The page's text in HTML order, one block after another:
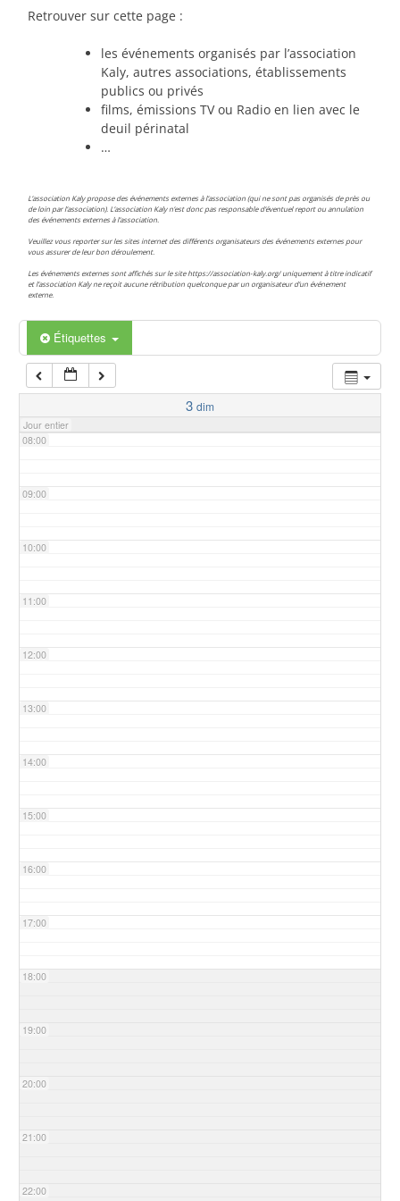
Retrouver sur cette page :
les événements organisés par l’association
Kaly, autres associations, établissements
publics ou privés
films, émissions TV ou Radio en lien avec le
deuil périnatal
…
L’association Kaly propose des événements externes à l’association (qui ne sont pas organisés de près ou
de loin par l’association). L’association Kaly n’est donc pas responsable d’éventuel report ou annulation
des événements externes à l’association.
Veuillez vous reporter sur les sites internet des différents organisateurs des événements externes pour
vous assurer de leur bon déroulement.
Les événements externes sont affichés sur le site https://association-kaly.org/ uniquement à titre indicatif
et l’association Kaly ne reçoit aucune rétribution quelconque par un organisateur d’un événement
externe.
Étiquettes
3 dim
Jour entier
00:00
04:00
05:00
06:00
07:00
08:00
09:00
10:00
11:00
12:00
13:00
14:00
15:00
16:00
17:00
18:00
19:00
20:00
21:00
22:00